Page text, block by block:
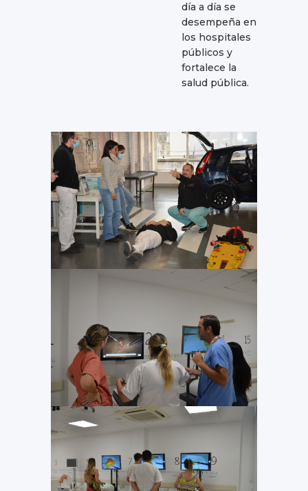
día a día se
desempeña en
los hospitales
públicos y
fortalece la
salud pública.